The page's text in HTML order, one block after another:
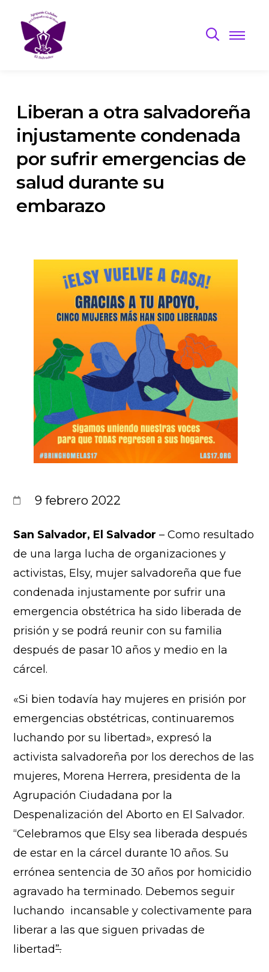
Liberan a otra salvadoreña
injustamente condenada
por sufrir emergencias de
salud durante su
embarazo
9 febrero 2022
San Salvador, El Salvador – Como resultado
de una larga lucha de organizaciones y
activistas, Elsy, mujer salvadoreña que fue
condenada injustamente por sufrir una
emergencia obstétrica ha sido liberada de
prisión y se podrá reunir con su familia
después de pasar 10 años y medio en la
cárcel.
«Si bien todavía hay mujeres en prisión por
emergencias obstétricas, continuaremos
luchando por su libertad», expresó la
activista salvadoreña por los derechos de las
mujeres, Morena Herrera, presidenta de la
Agrupación Ciudadana por la
Despenalización del Aborto en El Salvador.
“Celebramos que Elsy sea liberada después
de estar en la cárcel durante 10 años. Su
errónea sentencia de 30 años por homicidio
agravado ha terminado. Debemos seguir
luchando incansable y colectivamente para
liberar a las que siguen privadas de
libertad”.